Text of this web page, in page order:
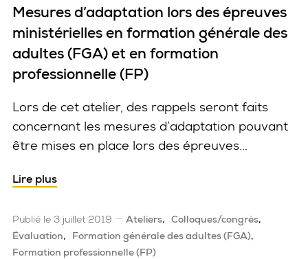
Mesures d’adaptation lors des épreuves
ministérielles en formation générale des
adultes (FGA) et en formation
professionnelle (FP)
Lors de cet atelier, des rappels seront faits
concernant les mesures d’adaptation pouvant
être mises en place lors des épreuves...
Lire plus
Publié le 3 juillet 2019 Ateliers
Colloques/congrès
Évaluation
Formation générale des adultes (FGA)
Formation professionnelle (FP)